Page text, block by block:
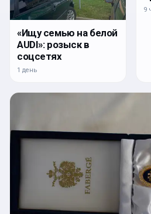
«Ищу семью на белой
AUDI»: розыск в
соцсетях
1 день
9